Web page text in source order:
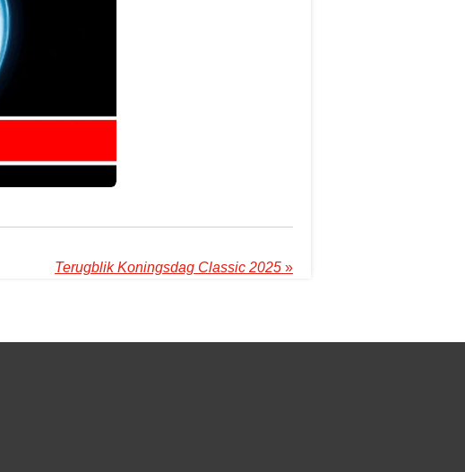
Terugblik Koningsdag Classic 2025 »